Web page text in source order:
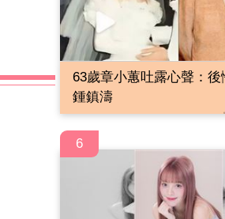
63歲章小蕙吐露心聲：
鍾鎮濤
6